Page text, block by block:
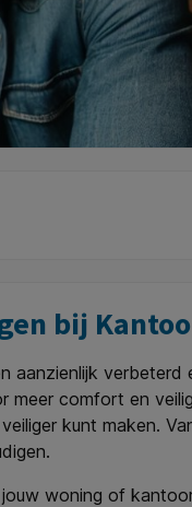
bij
aanzienlijk
comfort en
kunt maken.
woning of